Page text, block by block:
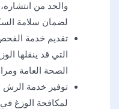
والحد من انتشاره،
لضمان سلامة
تقديم خدمة
التي قد ينقلها
الصحة العامة
توفير خدمة الرش
لمكافحة الوزغ